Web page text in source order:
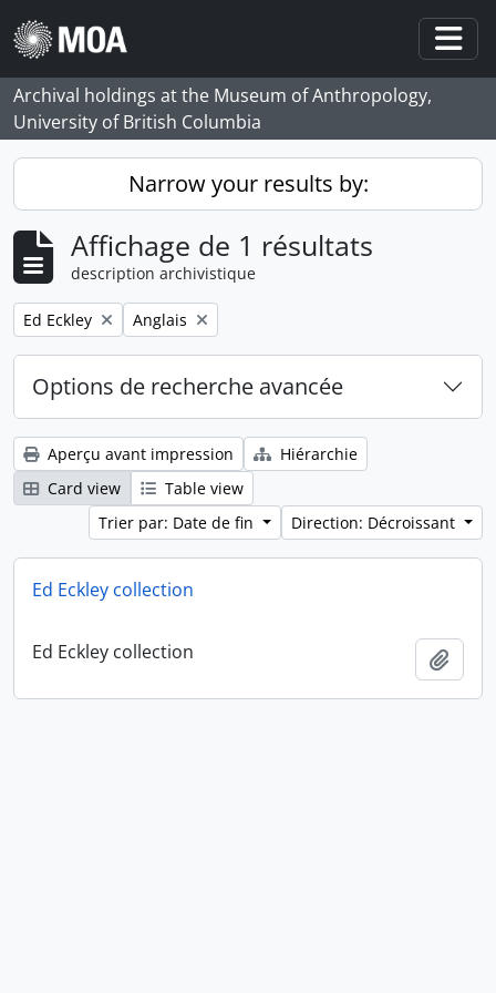
Skip to main content
Archival holdings at the Museum of Anthropology,
University of British Columbia
Narrow your results by:
Affichage de 1 résultats
description archivistique
Remove filter:
Ed Eckley Remove filter:
Anglais
Options de recherche avancée
Aperçu avant impression
Hiérarchie
Card view
Table view
Trier par: Date de fin
Direction: Décroissant
Ed Eckley collection
Ed Eckley collection